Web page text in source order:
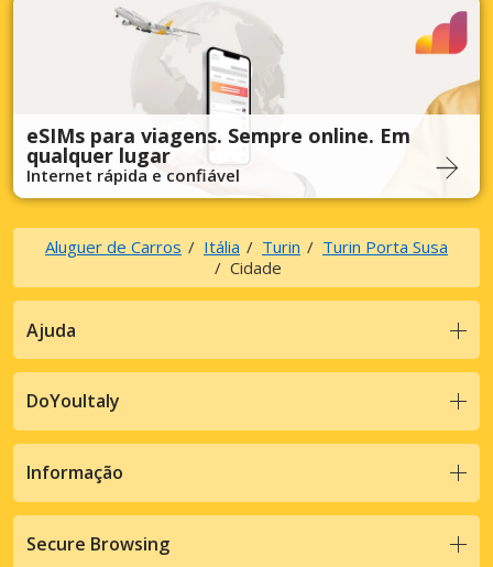
eSIMs para viagens. Sempre online. Em
qualquer lugar
Internet rápida e confiável
Aluguer de Carros Itália Turin
Turin Porta Susa
Cidade
Ajuda
DoYouItaly
Informação
Secure Browsing